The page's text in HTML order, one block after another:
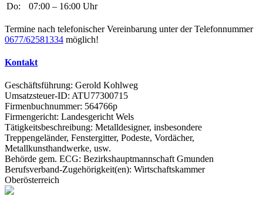
Do:
07:00 – 16:00 Uhr
Termine nach telefonischer Vereinbarung unter der Telefonnummer
0677/62581334 möglich!
Kontakt
Geschäftsführung: Gerold Kohlweg
Umsatzsteuer-ID: ATU77300715
Firmenbuchnummer: 564766p
Firmengericht: Landesgericht Wels
Tätigkeitsbeschreibung: Metalldesigner, insbesondere
Treppengeländer, Fenstergitter, Podeste, Vordächer,
Metallkunsthandwerke, usw.
Behörde gem. ECG: Bezirkshauptmannschaft Gmunden
Berufsverband-Zugehörigkeit(en): Wirtschaftskammer
Oberösterreich